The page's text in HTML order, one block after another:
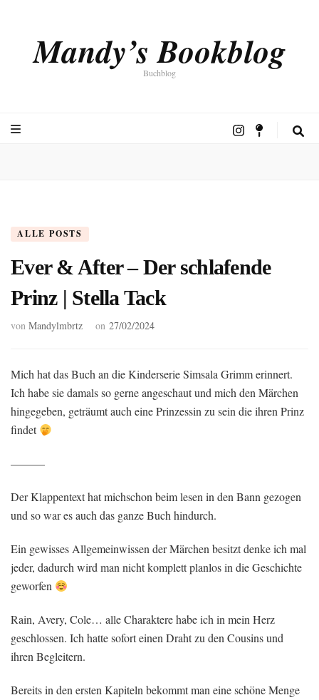
Mandy’s Bookblog
Buchblog
ALLE POSTS
Ever & After – Der schlafende
Prinz | Stella Tack
von Mandylmbrtz on 27/02/2024
Mich hat das Buch an die Kinderserie Simsala Grimm erinnert.
Ich habe sie damals so gerne angeschaut und mich den Märchen
hingegeben, geträumt auch eine Prinzessin zu sein die ihren Prinz
findet
———
Der Klappentext hat michschon beim lesen in den Bann gezogen
und so war es auch das ganze Buch hindurch.
Ein gewisses Allgemeinwissen der Märchen besitzt denke ich mal
jeder, dadurch wird man nicht komplett planlos in die Geschichte
geworfen
Rain, Avery, Cole… alle Charaktere habe ich in mein Herz
geschlossen. Ich hatte sofort einen Draht zu den Cousins und
ihren Begleitern.
Bereits in den ersten Kapiteln bekommt man eine schöne Menge